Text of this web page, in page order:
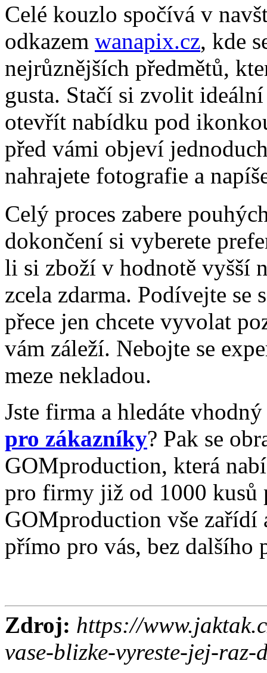
Celé kouzlo spočívá v
odkazem wanapix.cz, kde
nejrůznějších předmětů,
gusta. Stačí si zvolit
otevřít nabídku pod
před vámi objeví
nahrajete fotografie a
Celý proces zabere
dokončení si vyberete
li si zboží v hodnotě vyšší
zcela zdarma. Podívejte se
přece jen chcete vyvolat
vám záleží. Nebojte se
meze nekladou.
Jste firma a hledáte
pro zákazníky? Pak se
GOMproduction, která
pro firmy již od 1000 kusů
GOMproduction vše
přímo pro vás, bez dalšího
Zdroj: https://
vase-blizke-vyreste-jej-raz-